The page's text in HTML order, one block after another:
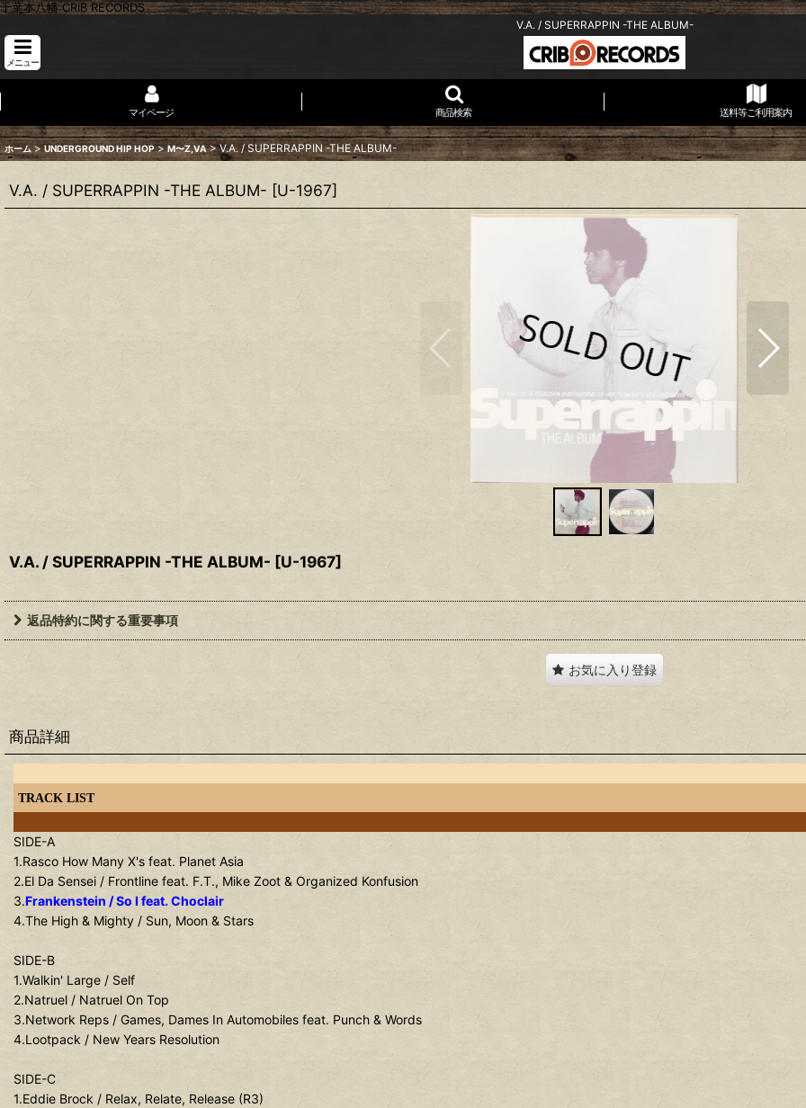
千葉本八幡 CRIB RECORDS
V.A. / SUPERRAPPIN -THE ALBUM-
メニュー
マイページ 商品検索 送料等ご利用案内
ホーム > UNDERGROUND HIP HOP > M〜Z,VA > V.A. / SUPERRAPPIN -THE ALBUM-
V.A. / SUPERRAPPIN -THE ALBUM- [U-1967]
V.A. / SUPERRAPPIN -THE ALBUM- [U-1967]
返品特約に関する重要事項
お気に入り登録
商品詳細
TRACK LIST
SIDE-A
1.Rasco How Many X's feat. Planet Asia
2.El Da Sensei / Frontline feat. F.T., Mike Zoot & Organized Konfusion
3.Frankenstein / So I feat. Choclair
4.The High & Mighty / Sun, Moon & Stars
SIDE-B
1.Walkin' Large / Self
2.Natruel / Natruel On Top
3.Network Reps / Games, Dames In Automobiles feat. Punch & Words
4.Lootpack / New Years Resolution
SIDE-C
1.Eddie Brock / Relax, Relate, Release (R3)